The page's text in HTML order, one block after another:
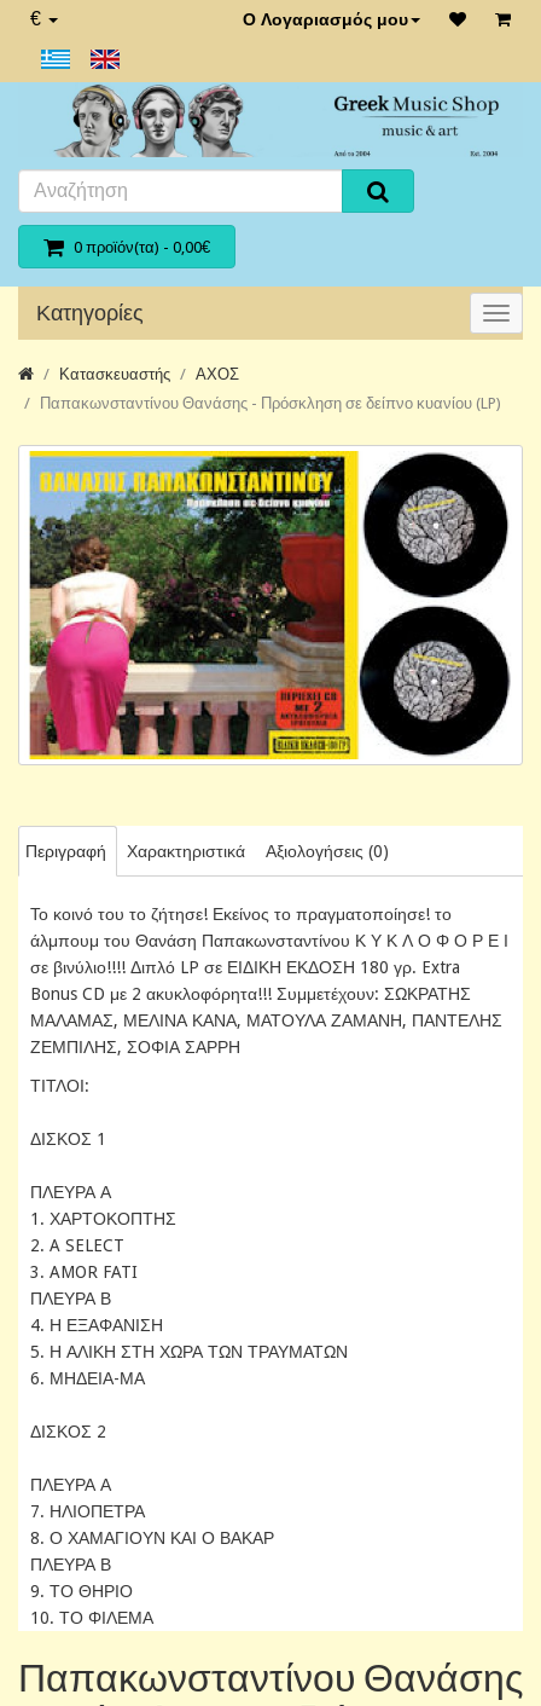
€ Ο Λογαριασμός μου
0 προϊόν(τα) - 0,00€
Κατηγορίες
Κατασκευαστής
ΑΧΟΣ
Παπακωνσταντίνου Θανάσης - Πρόσκληση σε δείπνο κυανίου (LP)
Περιγραφή Χαρακτηριστικά Αξιολογήσεις (0)
Το κοινό του το ζήτησε! Εκείνος το πραγματοποίησε! το
άλμπουμ του Θανάση Παπακωνσταντίνου Κ Υ Κ Λ Ο Φ Ο Ρ Ε Ι
σε βινύλιο!!!! Διπλό LP σε ΕΙΔΙΚΗ ΕΚΔΟΣΗ 180 γρ. Extra
Bonus CD με 2 ακυκλοφόρητα!!! Συμμετέχουν: ΣΩΚΡΑΤΗΣ
ΜΑΛΑΜΑΣ, ΜΕΛΙΝΑ ΚΑΝΑ, ΜΑΤΟΥΛΑ ΖΑΜΑΝΗ, ΠΑΝΤΕΛΗΣ
ΖΕΜΠΙΛΗΣ, ΣΟΦΙΑ ΣΑΡΡΗ
ΤΙΤΛΟΙ:
ΔΙΣΚΟΣ 1
ΠΛΕΥΡΑ Α
1. ΧΑΡΤΟΚΟΠΤΗΣ
2. A SELECT
3. AMOR FATI
ΠΛΕΥΡΑ Β
4. Η ΕΞΑΦΑΝΙΣΗ
5. Η ΑΛΙΚΗ ΣΤΗ ΧΩΡΑ ΤΩΝ ΤΡΑΥΜΑΤΩΝ
6. ΜΗΔΕΙΑ-ΜΑ
ΔΙΣΚΟΣ 2
ΠΛΕΥΡΑ Α
7. ΗΛΙΟΠΕΤΡΑ
8. Ο ΧΑΜΑΓΙΟΥΝ ΚΑΙ Ο ΒΑΚΑΡ
ΠΛΕΥΡΑ Β
9. ΤΟ ΘΗΡΙΟ
10. ΤΟ ΦΙΛΕΜΑ
Παπακωνσταντίνου Θανάσης